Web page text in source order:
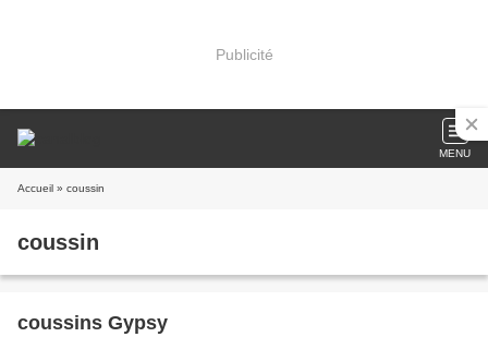
Publicité
MENU
Accueil » coussin
coussin
coussins Gypsy